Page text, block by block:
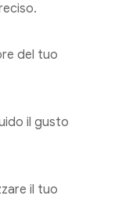
del tuo
il gusto
il tuo